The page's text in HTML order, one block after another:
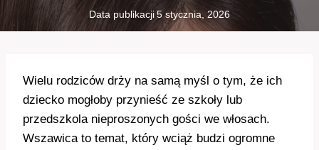
Data publikacji 5 stycznia, 2026
Wielu rodziców drży na samą myśl o tym, że ich
dziecko mogłoby przynieść ze szkoły lub
przedszkola nieproszonych gości we włosach.
Wszawica to temat, który wciąż budzi ogromne